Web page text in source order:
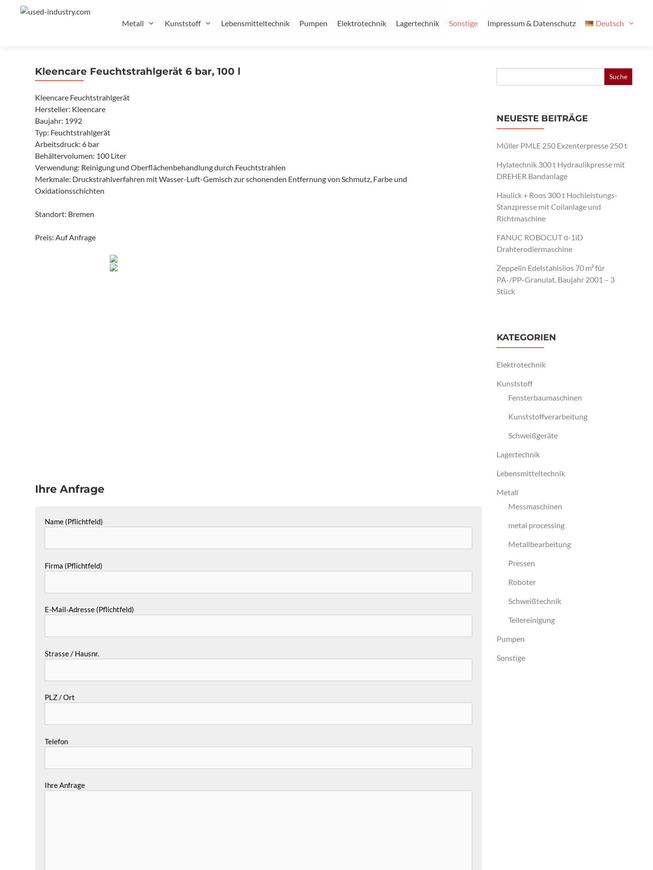
Metall Kunststoff Lebensmitteltechnik Pumpen Elektrotechnik Lagertechnik Sonstige Impressum & Datenschutz Deutsch
Kleencare Feuchtstrahlgerät 6 bar, 100 l
Kleencare Feuchtstrahlgerät
Hersteller: Kleencare
Baujahr: 1992
Typ: Feuchtstrahlgerät
Arbeitsdruck: 6 bar
Behältervolumen: 100 Liter
Verwendung: Reinigung und Oberflächenbehandlung durch Feuchtstrahlen
Merkmale: Druckstrahlverfahren mit Wasser-Luft-Gemisch zur schonenden Entfernung von Schmutz, Farbe und
Oxidationsschichten
Standort: Bremen
Preis: Auf Anfrage
Ihre Anfrage
Name (Pflichtfeld)
Firma (Pflichtfeld)
E-Mail-Adresse (Pflichtfeld)
Strasse / Hausnr.
PLZ / Ort
Telefon
Ihre Anfrage
Search
NEUESTE BEITRÄGE
Müller PMLE 250 Exzenterpresse 250 t
Hylatechnik 300 t Hydraulikpresse mit
DREHER Bandanlage
Haulick + Roos 300 t Hochleistungs-
Stanzpresse mit Coilanlage und
Richtmaschine
FANUC ROBOCUT α-1iD
Drahterodiermaschine
Zeppelin Edelstahlsilos 70 m³ für
PA-/PP-Granulat, Baujahr 2001 – 3
Stück
KATEGORIEN
Elektrotechnik
Kunststoff
Fensterbaumaschinen
Kunststoffverarbeitung
Schweißgeräte
Lagertechnik
Lebensmitteltechnik
Metall
Messmaschinen
metal processing
Metallbearbeitung
Pressen
Roboter
Schweißtechnik
Teilereinigung
Pumpen
Sonstige